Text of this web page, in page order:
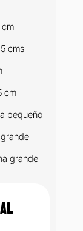
cm
cms
cm
pequeño
grande